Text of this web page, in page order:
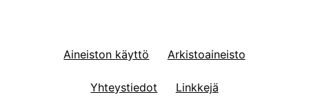
Aineiston käyttö Arkistoaineisto
Yhteystiedot Linkkejä